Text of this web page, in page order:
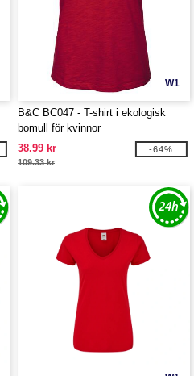
W1
B&C BC047 - T-shirt i ekologisk
bomull för kvinnor
38.99 kr
109.33 kr
-64%